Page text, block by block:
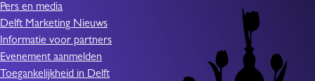
f
I
D
n
D
e
Pers en media
Delft Marketing Nieuws
Informatie voor partners
Evenement aanmelden
Toegankelijkheid in Delft